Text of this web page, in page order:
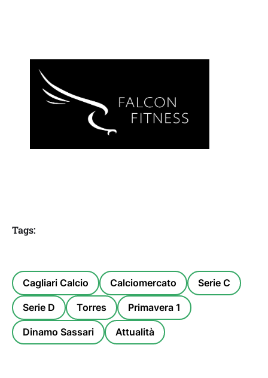
Tags:
Cagliari Calcio Calciomercato Serie C
Serie D Torres Primavera 1
Dinamo Sassari Attualità